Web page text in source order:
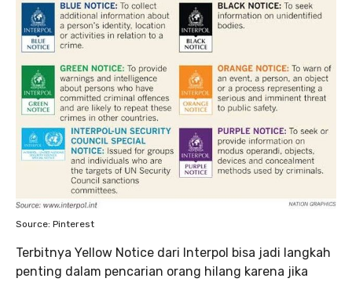
Source: Pinterest
Terbitnya Yellow Notice dari Interpol bisa jadi langkah
penting dalam pencarian orang hilang karena jika